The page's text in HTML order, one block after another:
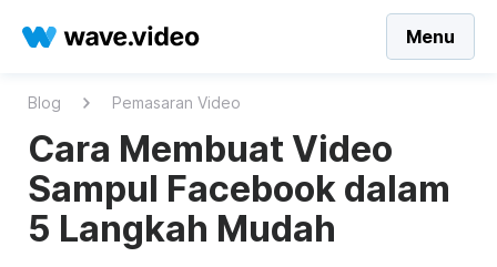
Menu
Blog Pemasaran Video
Cara Membuat Video
Sampul Facebook dalam
5 Langkah Mudah